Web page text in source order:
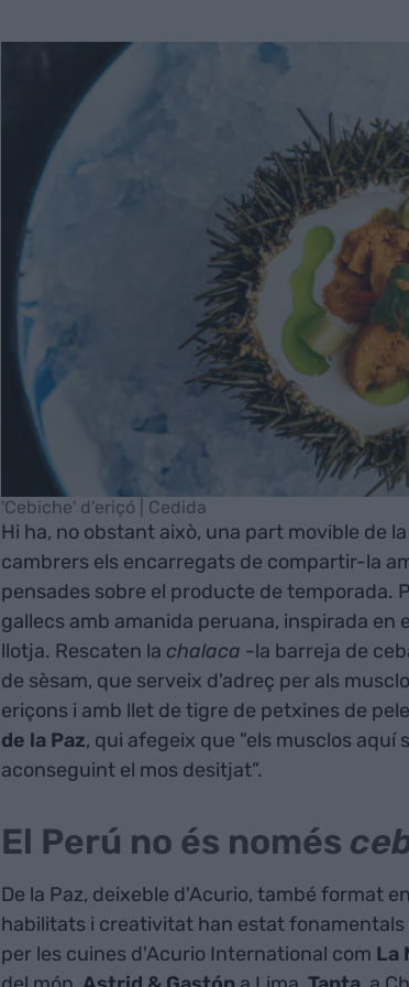
'Cebiche' d'eriçó | Cedida
Hi ha, no obstant això, una part movible de
cambrers els encarregats de compartir-la
pensades sobre el producte de temporada.
gallecs amb amanida peruana, inspirada en
llotja. Rescaten la chalaca -la barreja de
de sèsam, que serveix d'adreç per als
eriçons i amb llet de tigre de petxines de
de la Paz, qui afegeix que "els musclos aquí
aconseguint el mos desitjat”.
El Perú no és només
De la Paz, deixeble d'Acurio, també format en
habilitats i creativitat han estat
per les cuines d'Acurio International com La